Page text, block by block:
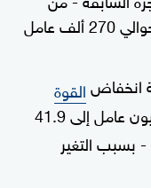
المتوقع أن يصل متوسط الاحتياج إلى حوالي 270 ألف عامل
انخفاضالقوة
من عددها الحالي البالغ 46.4 مليون عامل إلى 41.9
نحو 10 بالمئة - بسبب التغير